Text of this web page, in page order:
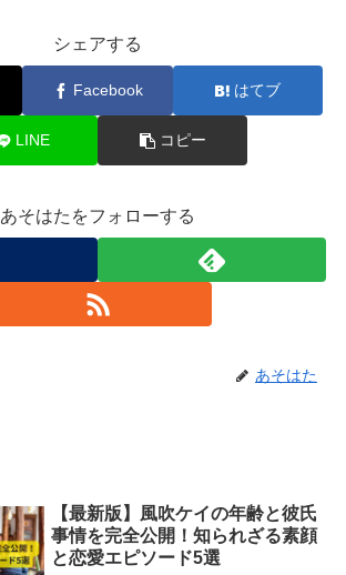
シェアする
Facebook はてブ
LINE コピー
あそはたをフォローする
あそはた
【最新版】風吹ケイの年齢と彼氏
事情を完全公開！知られざる素顔
と恋愛エピソード5選